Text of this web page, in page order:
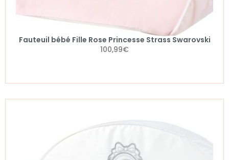
Fauteuil bébé Fille Rose Princesse Strass Swarovski
100,99€